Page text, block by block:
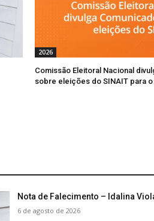
2026
Comissão Eleitoral Nacional
sobre eleições do SINAIT para o
Nota de Falecimento – Idalina
6 de agosto de 2026